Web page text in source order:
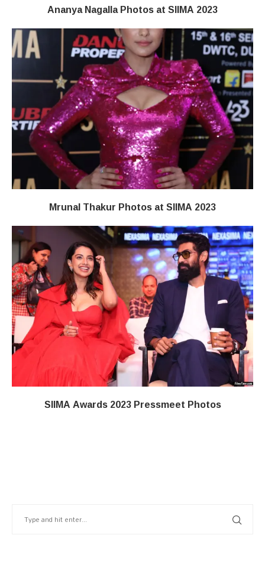
Ananya Nagalla Photos at SIIMA 2023
Mrunal Thakur Photos at SIIMA 2023
SIIMA Awards 2023 Pressmeet Photos